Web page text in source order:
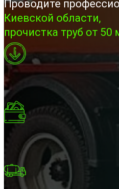
Проводите
Киевской области,
прочистка труб от